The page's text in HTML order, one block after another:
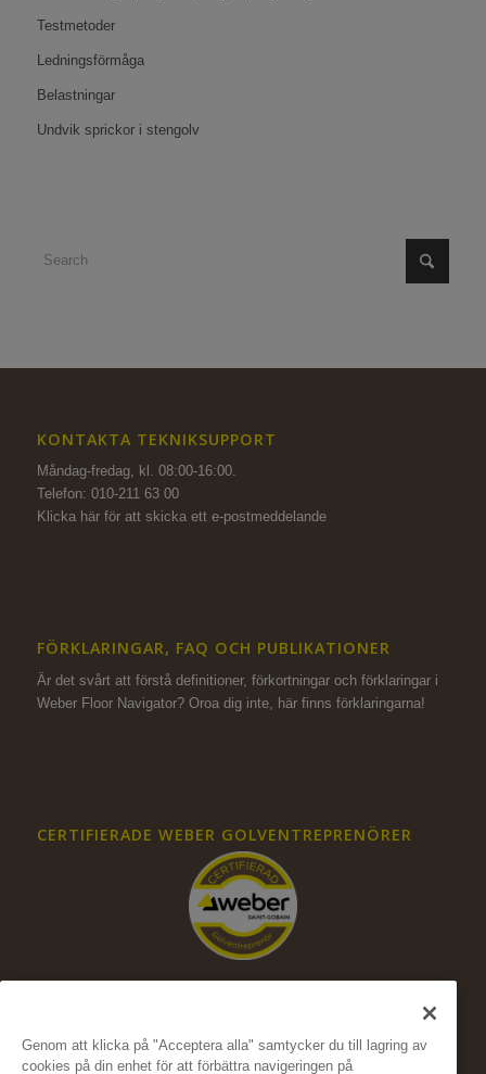
Testmetoder
Ledningsförmåga
Belastningar
Undvik sprickor i stengolv
KONTAKTA TEKNIKSUPPORT
Måndag-fredag, kl. 08:00-16:00.
Telefon: 010-211 63 00
Klicka här för att skicka ett e-postmeddelande
FÖRKLARINGAR, FAQ OCH PUBLIKATIONER
Är det svårt att förstå definitioner, förkortningar och förklaringar i
Weber Floor Navigator? Oroa dig inte, här finns förklaringarna!
CERTIFIERADE WEBER GOLVENTREPRENÖRER
Genom att klicka på "Acceptera alla" samtycker du till lagring av
cookies på din enhet för att förbättra navigeringen på